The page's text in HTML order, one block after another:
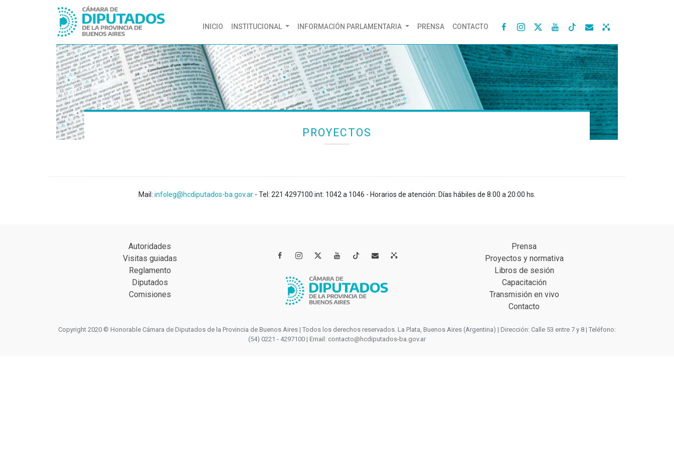
INICIO (CURRENT)
INSTITUCIONAL INFORMACIÓN PARLAMENTARIA PRENSA CONTACTO    
PROYECTOS
Mail: infoleg@hcdiputados-ba.gov.ar - Tel: 221 4297100 int: 1042 a 1046 - Horarios de atención: Días hábiles de 8:00 a 20:00 hs.
Autoridades
Visitas guiadas
Reglamento
Diputados
Comisiones
   
Prensa
Proyectos y normativa
Libros de sesión
Capacitación
Transmisión en vivo
Contacto
Copyright 2020 © Honorable Cámara de Diputados de la Provincia de Buenos Aires | Todos los derechos reservados. La Plata, Buenos Aires (Argentina) | Dirección: Calle 53 entre 7 y 8 | Teléfono:
(54) 0221 - 4297100 | Email: contacto@hcdiputados-ba.gov.ar